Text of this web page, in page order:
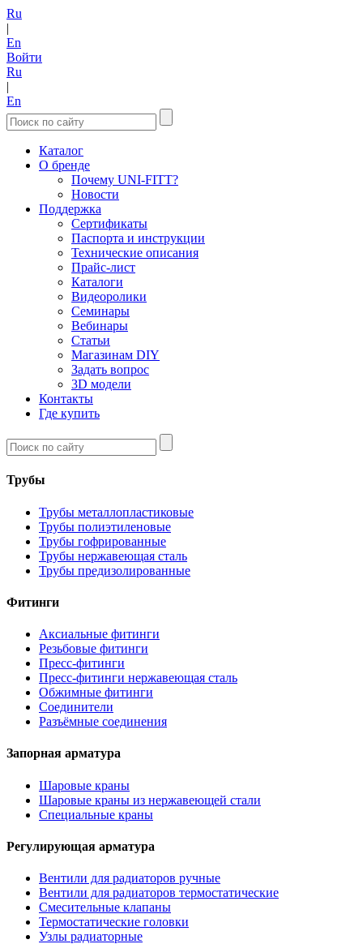
Ru
|
En
Войти
Ru
|
En
Каталог
О бренде
Почему UNI-FITT?
Новости
Поддержка
Сертификаты
Паспорта и инструкции
Технические описания
Прайс-лист
Каталоги
Видеоролики
Семинары
Вебинары
Статьи
Магазинам DIY
Задать вопрос
3D модели
Контакты
Где купить
Трубы
Трубы металлопластиковые
Трубы полиэтиленовые
Трубы гофрированные
Трубы нержавеющая сталь
Трубы предизолированные
Фитинги
Аксиальные фитинги
Резьбовые фитинги
Пресс-фитинги
Пресс-фитинги нержавеющая сталь
Обжимные фитинги
Соединители
Разъёмные соединения
Запорная арматура
Шаровые краны
Шаровые краны из нержавеющей стали
Специальные краны
Регулирующая арматура
Вентили для радиаторов ручные
Вентили для радиаторов термостатические
Смесительные клапаны
Термостатические головки
Узлы радиаторные